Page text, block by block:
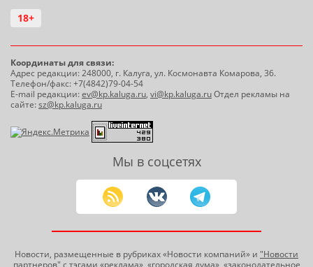
18+
Координаты для связи:
Адрес редакции: 248000, г. Калуга, ул. Космонавта Комарова, 36.
Телефон/факс: +7(4842)79-04-54
E-mail редакции:ev@kp.kaluga.ru, vi@kp.kaluga.ruОтдел рекламы на
сайте:sz@kp.kaluga.ru
Мы в соцсетях
Новости, размещенные в рубриках «Новости компаний» и "Новости